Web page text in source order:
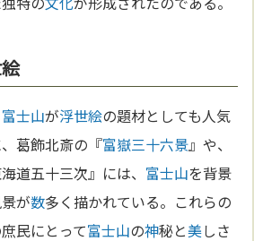
富士山が浮世絵の題材としても人気
葛飾北斎の『富嶽三十六景』や、
道五十三次』には、 富士山を背景
が数多く描かれている。これらの
民にとって富士山の神秘と美しさ